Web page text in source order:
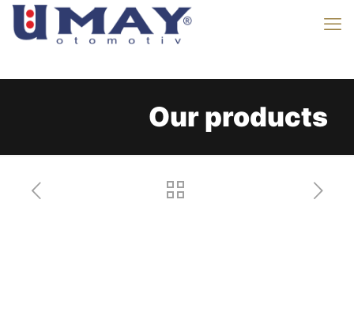
Our products